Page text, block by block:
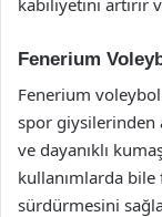
Fenerium
Fenerium
spor giysilerinden
ve dayanıklı
kullanımlarda bile
sürdürmesini